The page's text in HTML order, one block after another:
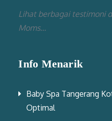
Lihat berbagai testimoni
Moms...
Info Menarik
Baby Spa Tangerang
Optimal